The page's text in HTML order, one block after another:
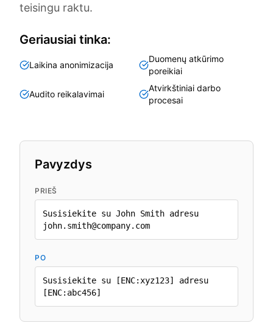
teisingu raktu.
Geriausiai tinka:
Laikina anonimizacija
Duomenų atkūrimo
poreikiai
Audito reikalavimai
Atvirkštiniai darbo
procesai
Pavyzdys
PRIEŠ
Susisiekite su John Smith adresu
john.smith@company.com
PO
Susisiekite su [ENC:xyz123] adresu
[ENC:abc456]